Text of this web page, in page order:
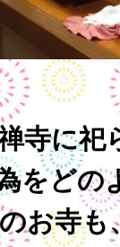
寺に祀
をどの
お寺も